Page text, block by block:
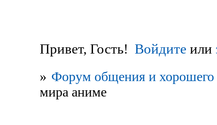
Привет, Гость! Войдите или
» Форум общения и хорошего
мира аниме